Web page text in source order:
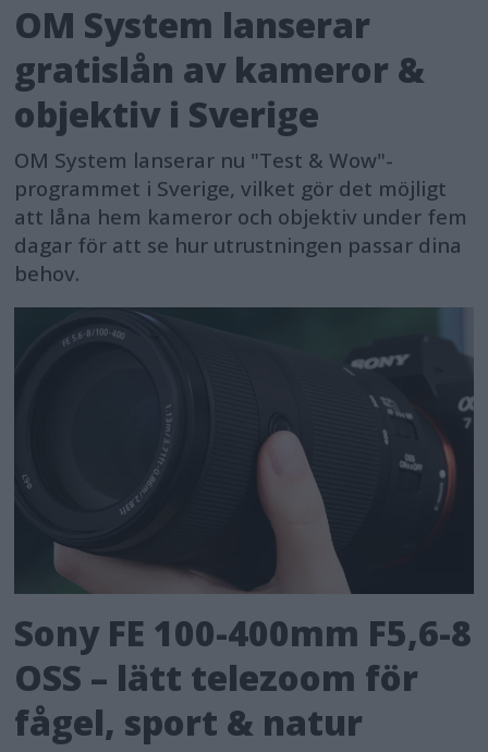
OM System lanserar
gratislån av kameror &
objektiv i Sverige
OM System lanserar nu "Test & Wow"-
programmet i Sverige, vilket gör det möjligt
att låna hem kameror och objektiv under fem
dagar för att se hur utrustningen passar dina
behov.
Sony FE 100-400mm F5,6-8
OSS – lätt telezoom för
fågel, sport & natur